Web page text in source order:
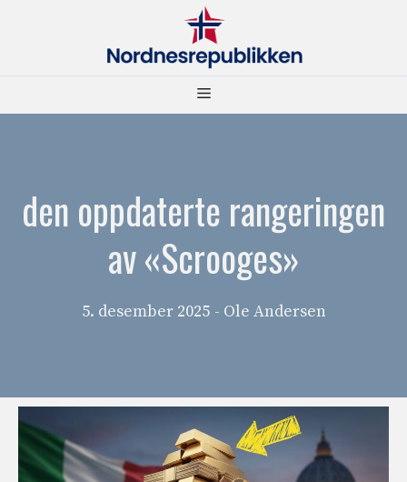
Meny
den oppdaterte rangeringen
av «Scrooges»
5. desember 2025 - Ole Andersen